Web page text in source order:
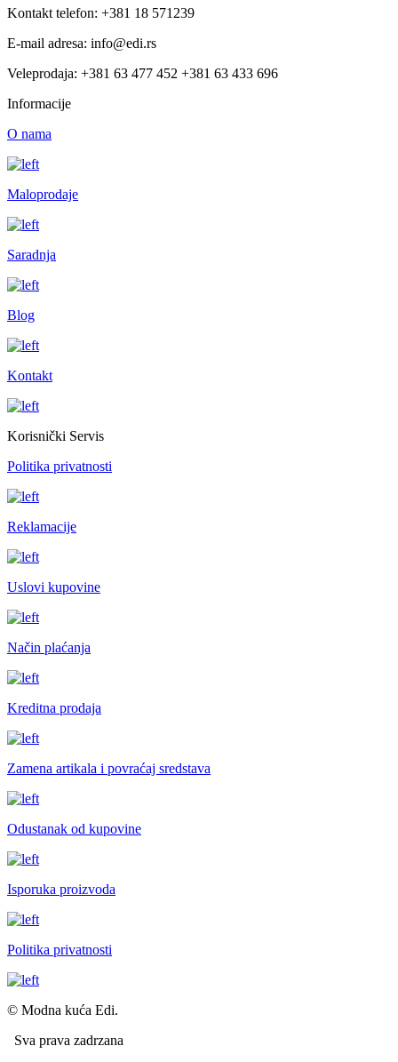
Kontakt telefon: +381 18 571239
E-mail adresa: info@edi.rs
Veleprodaja: +381 63 477 452 +381 63 433 696
Informacije
O nama
Maloprodaje
Saradnja
Blog
Kontakt
Korisnički Servis
Politika privatnosti
Reklamacije
Uslovi kupovine
Način plaćanja
Kreditna prodaja
Zamena artikala i povraćaj sredstava
Odustanak od kupovine
Isporuka proizvoda
Politika privatnosti
© Modna kuća Edi.
Sva prava zadrzana